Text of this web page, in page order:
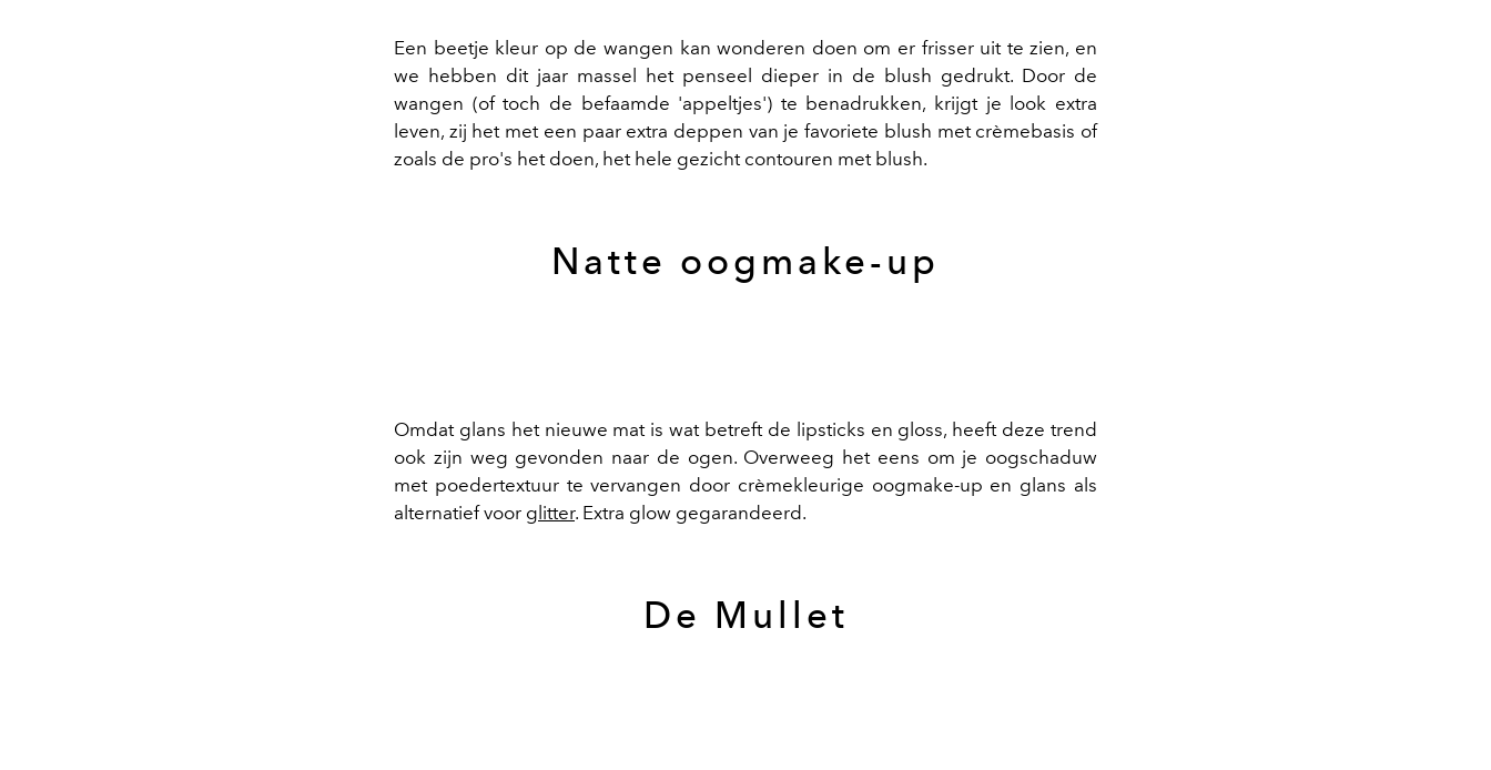
Een beetje kleur op de wangen kan wonderen doen om er frisser uit te zien, en
we hebben dit jaar massel het penseel dieper in de blush gedrukt. Door de
wangen (of toch de befaamde 'appeltjes') te benadrukken, krijgt je look extra
leven, zij het met een paar extra deppen van je favoriete blush met crèmebasis of
zoals de pro's het doen, het hele gezicht contouren met blush.
Natte oogmake-up
Omdat glans het nieuwe mat is wat betreft de lipsticks en gloss, heeft deze trend
ook zijn weg gevonden naar de ogen. Overweeg het eens om je oogschaduw
met poedertextuur te vervangen door crèmekleurige oogmake-up en glans als
alternatief voor glitter. Extra glow gegarandeerd.
De Mullet